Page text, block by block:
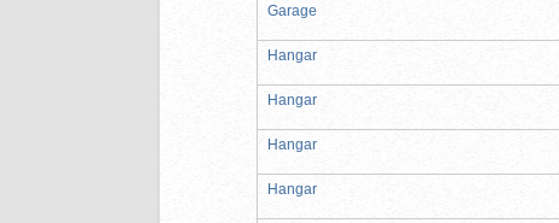
Garage
Hangar
Hangar
Hangar
Hangar